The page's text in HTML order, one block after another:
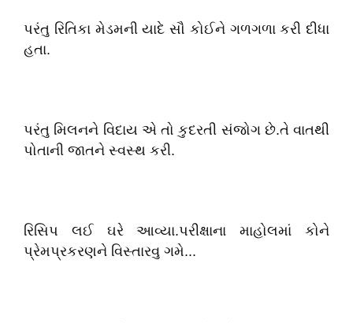
પરંતુ રિતિકા મેડમની યાદે સૌ કોઈને ગળગળા કરી દીધા
હતા.
પરંતુ મિલનને વિદાય એ તો કુદરતી સંજોગ છે.તે વાતથી
પોતાની જાતને સ્વસ્થ કરી.
રિસિપ લઈ ઘરે આવ્યા.પરીક્ષાના માહોલમાં કોને
પ્રેમપ્રકરણને વિસ્તારવુ ગમે...